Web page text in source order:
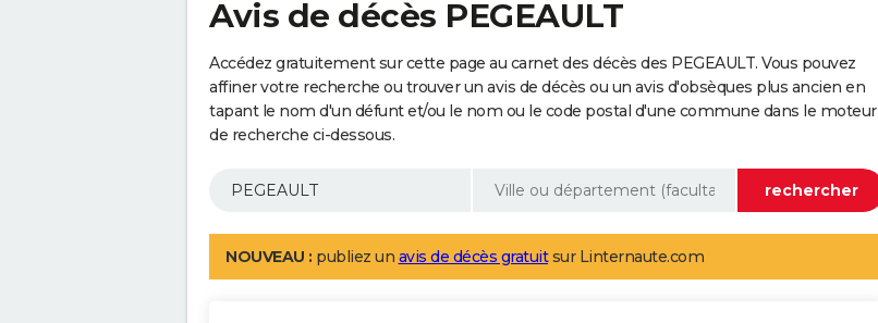
Avis de décès PEGEAULT
Accédez gratuitement sur cette page au carnet des décès des PEGEAULT. Vous pouvez
affiner votre recherche ou trouver un avis de décès ou un avis d'obsèques plus ancien en
tapant le nom d'un défunt et/ou le nom ou le code postal d'une commune dans le moteur
de recherche ci-dessous.
NOUVEAU : publiez un avis de décès gratuitsur Linternaute.com